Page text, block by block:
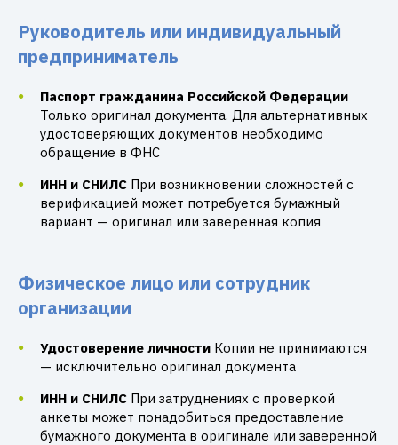
Руководитель или индивидуальный
предприниматель
Паспорт гражданина Российской Федерации
Только оригинал документа. Для альтернативных
удостоверяющих документов необходимо
обращение в ФНС
ИНН и СНИЛС При возникновении сложностей с
верификацией может потребуется бумажный
вариант — оригинал или заверенная копия
Физическое лицо или сотрудник
организации
Удостоверение личности Копии не принимаются
— исключительно оригинал документа
ИНН и СНИЛС При затруднениях с проверкой
анкеты может понадобиться предоставление
бумажного документа в оригинале или заверенной